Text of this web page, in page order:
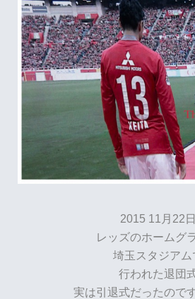
2015 11月22日
レッズのホームグ
埼玉スタジアム
行われた退団
実は引退式だったので